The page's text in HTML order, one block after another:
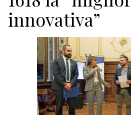
ECONOMIA
TURISMO
CULTURA
NAUTICA
EDITORIALI
innovativa”